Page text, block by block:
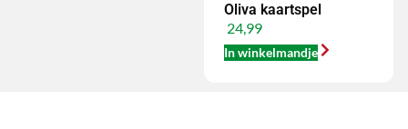
Oliva kaartspel
24,99
In winkelmandje